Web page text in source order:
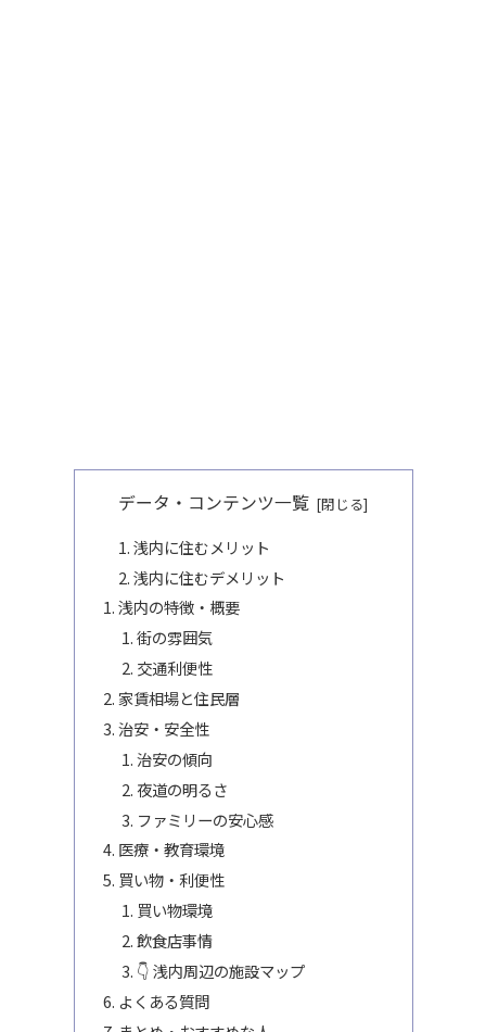
データ・コンテンツ一覧
浅内に住むメリット
浅内に住むデメリット
浅内の特徴・概要
街の雰囲気
交通利便性
家賃相場と住民層
治安・安全性
治安の傾向
夜道の明るさ
ファミリーの安心感
医療・教育環境
買い物・利便性
買い物環境
飲食店事情
👇 浅内周辺の施設マップ
よくある質問